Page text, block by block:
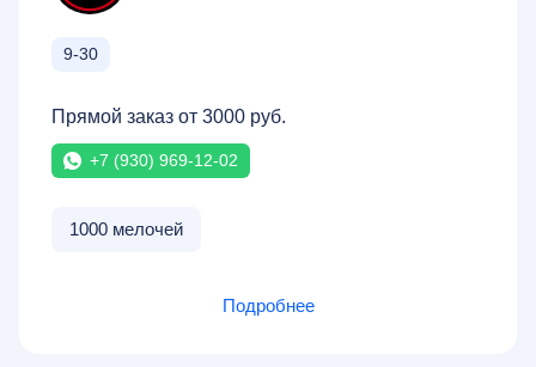
9-30
Прямой заказ от 3000 руб.
+7 (930) 969-12-02
1000 мелочей
Подробнее